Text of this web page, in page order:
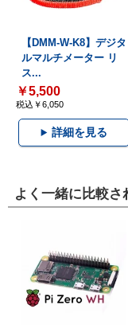
【DMM-W-K8】デジタ
ルマルチメーター リ
ス...
￥5,500
税込￥6,050
詳細を見る
よく一緒に比較さ